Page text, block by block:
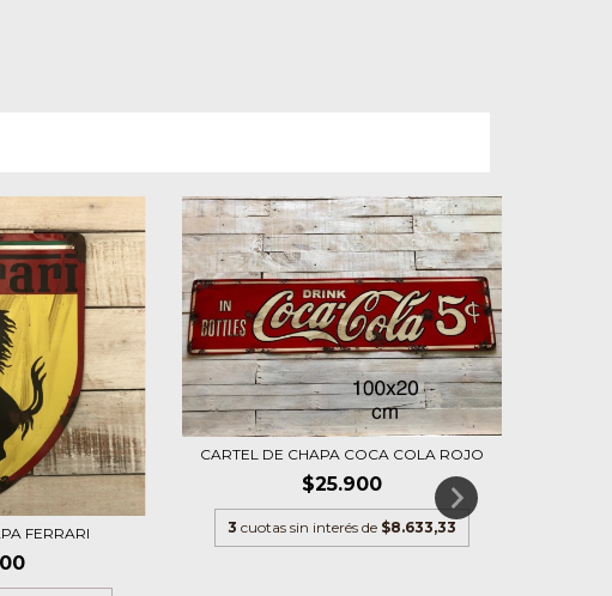
FERRARI
CARTEL DE CHAPA COCA COLA ROJO
$25.900
3 cuotas sin interés de $8.633,33